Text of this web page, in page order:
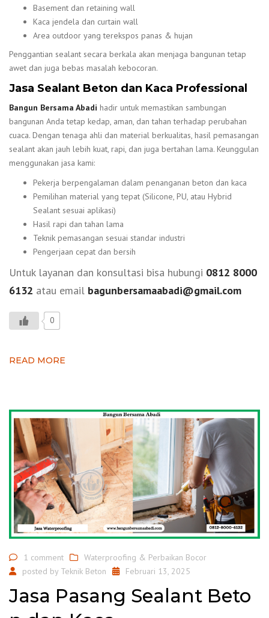
Basement dan retaining wall
Kaca jendela dan curtain wall
Area outdoor yang terekspos panas & hujan
Penggantian sealant secara berkala akan menjaga bangunan tetap
awet dan juga bebas masalah kebocoran.
Jasa Sealant Beton dan Kaca Professional
Bangun Bersama Abadi hadir untuk memastikan sambungan
bangunan Anda tetap kedap, aman, dan tahan terhadap perubahan
cuaca. Dengan tenaga ahli dan material berkualitas, hasil pemasangan
sealant akan jauh lebih kuat, rapi, dan juga bertahan lama. Keunggulan
menggunakan jasa kami:
Pekerja berpengalaman dalam penanganan beton dan kaca
Pemilihan material yang tepat (Silicone, PU, atau Hybrid
Sealant sesuai aplikasi)
Hasil rapi dan tahan lama
Teknik pemasangan sesuai standar industri
Pengerjaan cepat dan bersih
Untuk layanan dan konsultasi bisa hubungi 0812 8000
6132 atau email bagunbersamaabadi@gmail.com
0
READ MORE
1 comment
Waterproofing & Perbaikan Bocor
posted by Teknik Beton Februari 13, 2025
Jasa Pasang Sealant Beto